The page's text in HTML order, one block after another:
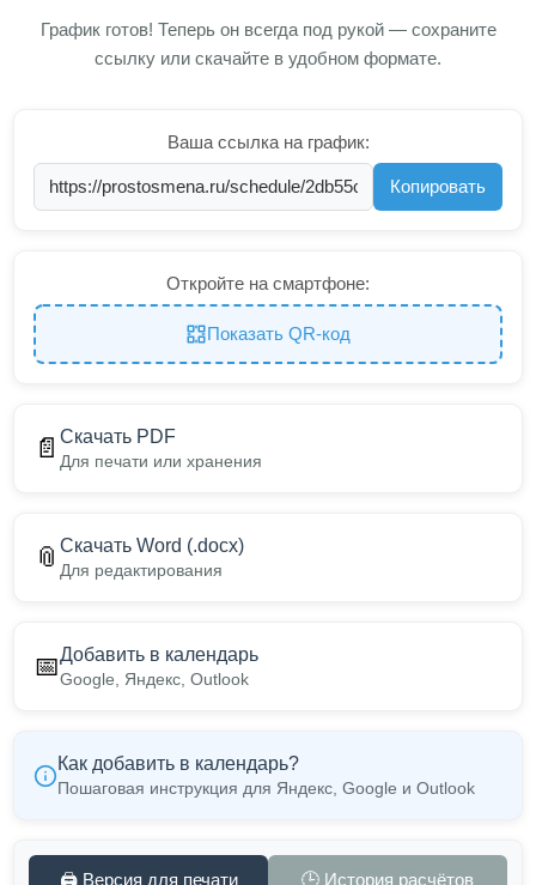
График готов! Теперь он всегда под рукой — сохраните
ссылку или скачайте в удобном формате.
Ваша ссылка на график:
Копировать
Откройте на смартфоне:
Показать QR-код
📄 Скачать PDF
Для печати или хранения
📎 Скачать Word (.docx)
Для редактирования
📅Добавить в календарь
Google, Яндекс, Outlook
Как добавить в календарь?
Пошаговая инструкция для Яндекс, Google и Outlook
🖨️ Версия для печати 🕒 История расчётов